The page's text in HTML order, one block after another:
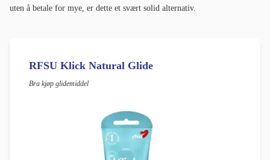
uten å betale for mye, er dette et svært solid alternativ.
RFSU Klick Natural Glide
Bra kjøp glidemiddel